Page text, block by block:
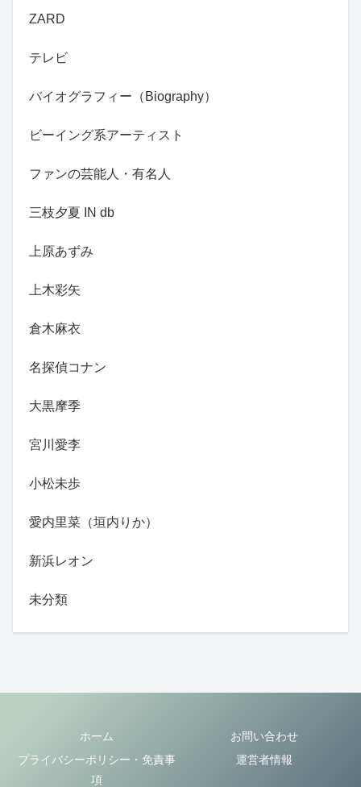
ZARD
テレビ
バイオグラフィー（Biography）
ビーイング系アーティスト
ファンの芸能人・有名人
三枝夕夏 IN db
上原あずみ
上木彩矢
倉木麻衣
名探偵コナン
大黒摩季
宮川愛李
小松未歩
愛内里菜（垣内りか）
新浜レオン
未分類
ホーム
お問い合わせ
プライバシーポリシー・免責事
項
運営者情報